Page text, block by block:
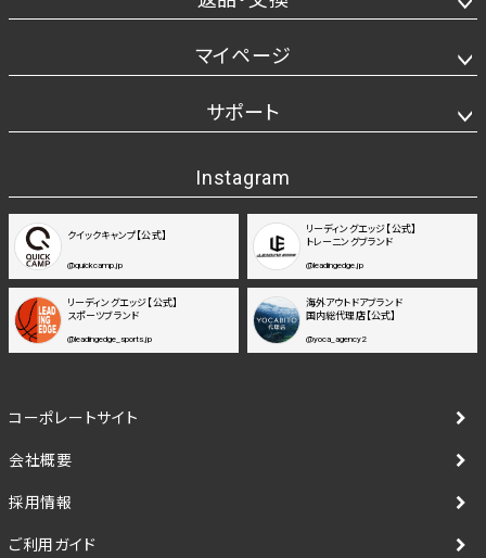
マイページ
サポート
Instagram
クイックキャンプ【公式】
@quickcamp.jp
リーディングエッジ【公式】
トレーニングブランド
@leadingedge.jp
リーディングエッジ【公式】
スポーツブランド
@leadingedge_sports.jp
海外アウトドアブランド
国内総代理店【公式】
@yoca_agency2
コーポレートサイト
会社概要
採用情報
ご利用ガイド